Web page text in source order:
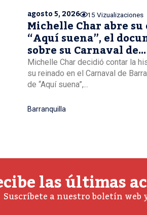
agosto 5, 2026 15 Vizualizaciones
Michelle Char abre
“Aquí suena”, el
sobre su Carnaval de
Barranquilla
Michelle Char decidió contar la
su reinado en el Carnaval de
de “Aquí suena”,...
Barranquilla
las últimas
Suscríbete a nuestro boletín web